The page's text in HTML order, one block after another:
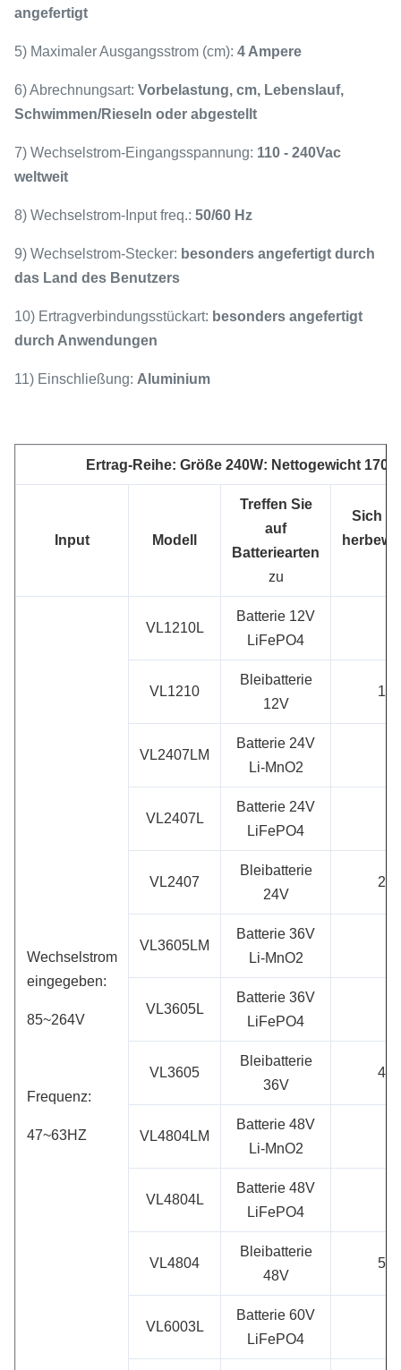
angefertigt
5) Maximaler Ausgangsstrom (cm): 4 Ampere
6) Abrechnungsart: Vorbelastung, cm, Lebenslauf,
Schwimmen/Rieseln oder abgestellt
7) Wechselstrom-Eingangsspannung: 110 - 240Vac
weltweit
8) Wechselstrom-Input freq.: 50/60 Hz
9) Wechselstrom-Stecker: besonders angefertigt durch
das Land des Benutzers
10) Ertragverbindungsstückart: besonders angefertigt
durch Anwendungen
11) Einschließung: Aluminium
Ertrag-Reihe: Größe 240W: Nettogewicht
Input Modell
Treffen Sie
auf
Batteriearten
zu
Sich
Wechselstrom
eingegeben:
85~264V
Frequenz:
47~63HZ
VL1210L
Batterie 12V
LiFePO4
VL1210
Bleibatterie
12V
VL2407LM
Batterie 24V
Li-MnO2
VL2407L
Batterie 24V
LiFePO4
VL2407
Bleibatterie
24V
VL3605LM
Batterie 36V
Li-MnO2
VL3605L
Batterie 36V
LiFePO4
VL3605
Bleibatterie
36V
VL4804LM
Batterie 48V
Li-MnO2
VL4804L
Batterie 48V
LiFePO4
VL4804
Bleibatterie
48V
VL6003L
Batterie 60V
LiFePO4